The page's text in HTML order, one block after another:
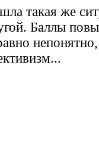
такая же
Баллы